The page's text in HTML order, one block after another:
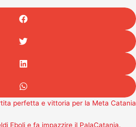
perfetta e vittoria per la Meta Catania
Eboli e fa impazzire il PalaCatania.